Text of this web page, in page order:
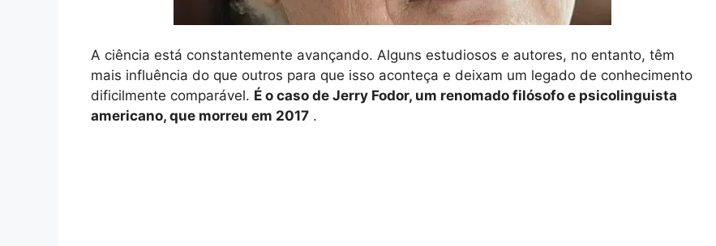
A ciência está constantemente avançando. Alguns estudiosos e autores, no entanto, têm
mais influência do que outros para que isso aconteça e deixam um legado de conhecimento
dificilmente comparável. É o caso de Jerry Fodor, um renomado filósofo e psicolinguista
americano, que morreu em 2017 .